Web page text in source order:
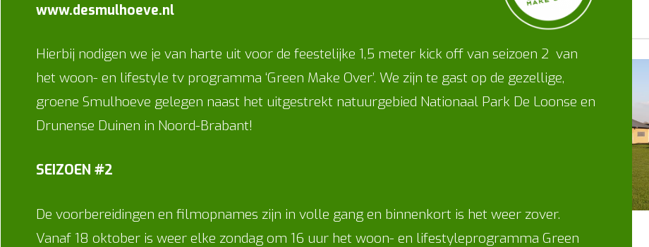
www.desmulhoeve.nl
Hierbij nodigen we je van harte uit voor de feestelijke 1,5 meter kick off van seizoen 2 van
het woon- en lifestyle tv programma ‘Green Make Over’. We zijn te gast op de gezellige,
groene Smulhoeve gelegen naast het uitgestrekt natuurgebied Nationaal Park De Loonse en
Drunense Duinen in Noord-Brabant!
SEIZOEN #2
De voorbereidingen en filmopnames zijn in volle gang en binnenkort is het weer zover.
Vanaf 18 oktober is weer elke zondag om 16 uur het woon- en lifestyleprogramma Green